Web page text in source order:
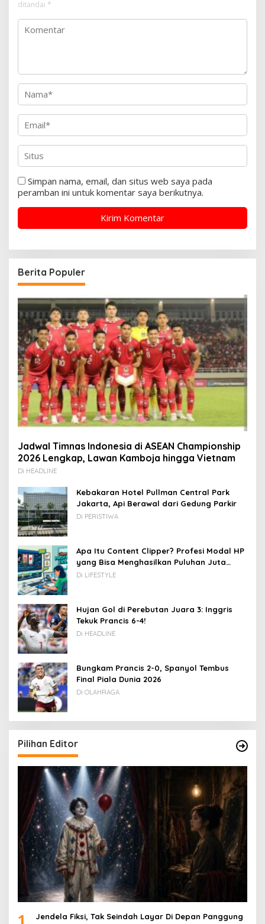
ditandai *
Simpan nama, email, dan situs web saya pada
peramban ini untuk komentar saya berikutnya.
Berita Populer
Jadwal Timnas Indonesia di ASEAN Championship
2026 Lengkap, Lawan Kamboja hingga Vietnam
Di HEADLINE
Kebakaran Hotel Pullman Central Park
Jakarta, Api Berawal dari Gedung Parkir
Di PERISTIWA
Apa Itu Content Clipper? Profesi Modal HP
yang Bisa Menghasilkan Puluhan Juta
Rupiah
Di LIFESTYLE
Hujan Gol di Perebutan Juara 3: Inggris
Tekuk Prancis 6-4!
Di HEADLINE
Bungkam Prancis 2-0, Spanyol Tembus
Final Piala Dunia 2026
Di OLAHRAGA
Pilihan Editor
1 Jendela Fiksi, Tak Seindah Layar Di Depan Panggung